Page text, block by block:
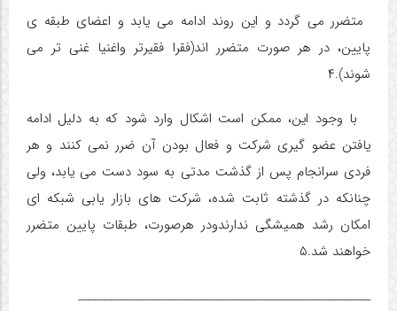
متضرر می گردد و این روند ادامه می یابد و اعضای طبقه ی
پایین، در هر صورت متضرر اند(فقرا فقیرتر واغنیا غنی تر می
شوند).۴
با وجود این، ممکن است اشکال وارد شود که به دلیل ادامه
یافتن عضو گیری شرکت و فعال بودن آن ضرر نمی کنند و هر
فردی سرانجام پس از گذشت مدتی به سود دست می یابد، ولی
چنانکه در گذشته ثابت شده، شرکت های بازار یابی شبکه ای
امکان رشد همیشگی ندارندودر هرصورت، طبقات پایین متضرر
خواهند شد.۵
_______________________________________________________